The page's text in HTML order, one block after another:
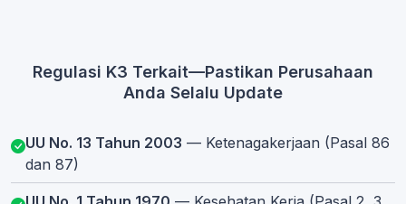
Regulasi K3 Terkait—Pastikan Perusahaan
Anda Selalu Update
UU No. 13 Tahun 2003 — Ketenagakerjaan (Pasal 86
dan 87)